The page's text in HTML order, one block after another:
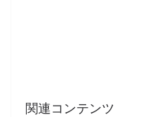
関連コンテンツ